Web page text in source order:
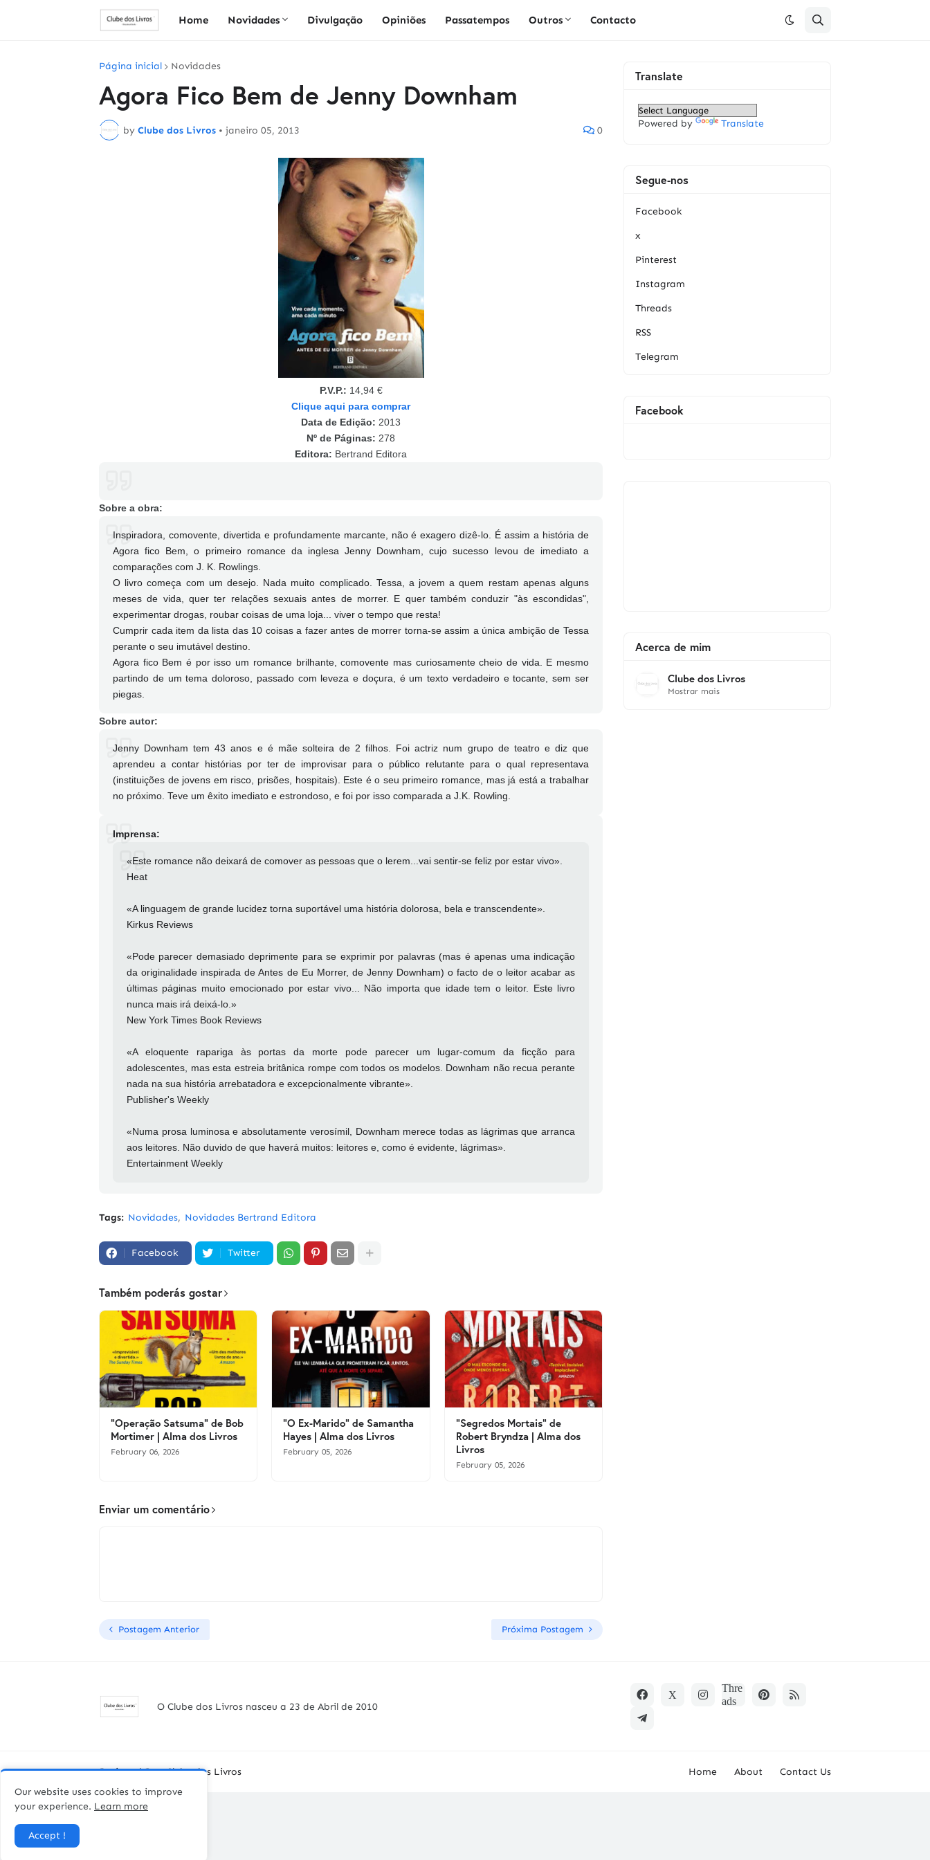
Home Novidades Divulgação Opiniões Passatempos Outros Contacto
Página inicial Novidades
Agora Fico Bem de Jenny Downham
by Clube dos Livros • janeiro 05, 2013 0
P.V.P.: 14,94 €
Clique aqui para comprar
Data de Edição: 2013
Nº de Páginas: 278
Editora: Bertrand Editora
Sobre a obra:
Inspiradora, comovente, divertida e profundamente marcante, não é exagero dizê-lo. É assim a história de
Agora fico Bem, o primeiro romance da inglesa Jenny Downham, cujo sucesso levou de imediato a
comparações com J. K. Rowlings.
O livro começa com um desejo. Nada muito complicado. Tessa, a jovem a quem restam apenas alguns
meses de vida, quer ter relações sexuais antes de morrer. E quer também conduzir "às escondidas",
experimentar drogas, roubar coisas de uma loja... viver o tempo que resta!
Cumprir cada item da lista das 10 coisas a fazer antes de morrer torna-se assim a única ambição de Tessa
perante o seu imutável destino.
Agora fico Bem é por isso um romance brilhante, comovente mas curiosamente cheio de vida. E mesmo
partindo de um tema doloroso, passado com leveza e doçura, é um texto verdadeiro e tocante, sem ser
piegas.
Sobre autor:
Jenny Downham tem 43 anos e é mãe solteira de 2 filhos. Foi actriz num grupo de teatro e diz que
aprendeu a contar histórias por ter de improvisar para o público relutante para o qual representava
(instituições de jovens em risco, prisões, hospitais). Este é o seu primeiro romance, mas já está a trabalhar
no próximo. Teve um êxito imediato e estrondoso, e foi por isso comparada a J.K. Rowling.
Imprensa:
«Este romance não deixará de comover as pessoas que o lerem...vai sentir-se feliz por estar vivo».
Heat
«A linguagem de grande lucidez torna suportável uma história dolorosa, bela e transcendente».
Kirkus Reviews
«Pode parecer demasiado deprimente para se exprimir por palavras (mas é apenas uma indicação
da originalidade inspirada de Antes de Eu Morrer, de Jenny Downham) o facto de o leitor acabar as
últimas páginas muito emocionado por estar vivo... Não importa que idade tem o leitor. Este livro
nunca mais irá deixá-lo.»
New York Times Book Reviews
«A eloquente rapariga às portas da morte pode parecer um lugar-comum da ficção para
adolescentes, mas esta estreia britânica rompe com todos os modelos. Downham não recua perante
nada na sua história arrebatadora e excepcionalmente vibrante».
Publisher's Weekly
«Numa prosa luminosa e absolutamente verosímil, Downham merece todas as lágrimas que arranca
aos leitores. Não duvido de que haverá muitos: leitores e, como é evidente, lágrimas».
Entertainment Weekly
Tags: Novidades Novidades Bertrand Editora
Facebook Twitter
Também poderás gostar
"Operação Satsuma" de Bob
Mortimer | Alma dos Livros
February 06, 2026
"O Ex-Marido" de Samantha
Hayes | Alma dos Livros
February 05, 2026
"Segredos Mortais" de
Robert Bryndza | Alma dos
Livros
February 05, 2026
Enviar um comentário
Postagem Anterior Próxima Postagem
Translate
Powered by Translate
Segue-nos
Facebook
x
Pinterest
Instagram
Threads
RSS
Telegram
Facebook
Acerca de mim
Clube dos Livros
Mostrar mais
O Clube dos Livros nasceu a 23 de Abril de 2010
Designed By -Clube dos Livros Home About
Contact Us
Our website uses cookies to improve
your experience. Learn more
Accept !